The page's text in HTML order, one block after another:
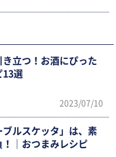
き立つ！お酒にぴった
13選
2023/07/10
ブルスケッタ」は、素
｜おつまみレシピ